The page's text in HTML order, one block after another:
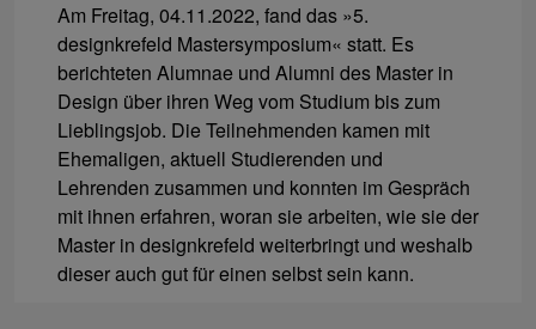
Am Freitag, 04.11.2022, fand das »5.
designkrefeld Mastersymposium« statt. Es
berichteten Alumnae und Alumni des Master in
Design über ihren Weg vom Studium bis zum
Lieblingsjob. Die Teilnehmenden kamen mit
Ehemaligen, aktuell Studierenden und
Lehrenden zusammen und konnten im Gespräch
mit ihnen erfahren, woran sie arbeiten, wie sie der
Master in designkrefeld weiterbringt und weshalb
dieser auch gut für einen selbst sein kann.